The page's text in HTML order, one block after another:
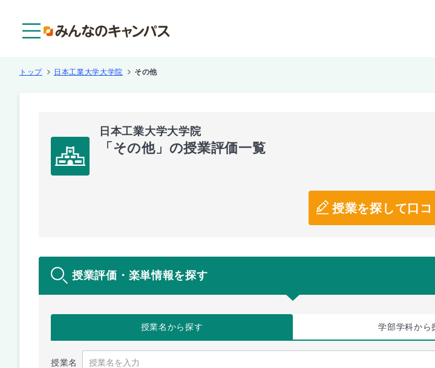
トップ 日本工業大学大学院 その他
日本工業大学大学院
「その他」の授業評価一覧
授業を探して口コ
授業評価・楽単情報を探す
授業名から探す 学部学科から
授業名